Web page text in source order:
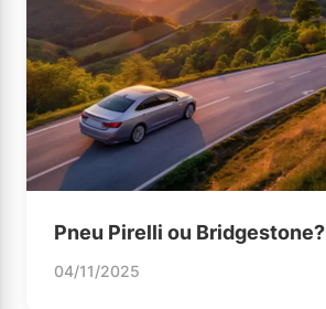
Pneu Pirelli ou Bridgestone?
04/11/2025